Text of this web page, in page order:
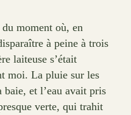
moment où, en
à peine à trois
laiteuse s’était
moi. La pluie sur les
et l’eau avait pris
verte, qui trahit